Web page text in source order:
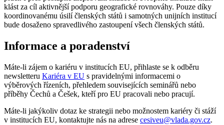
klást za cíl aktivnější podporu geografické rovnováhy. Pouze díky
koordinovanému úsilí členských států i samotných unijních institucí
bude dosaženo spravedlivého zastoupení všech členských států.
Informace a poradenství
Máte-li zájem o kariéru v institucích EU, přihlaste se k odběru
newsletteru Kariéra v EU s pravidelnými informacemi o
výběrových řízeních, přehledem souvisejících seminářů nebo
příběhy Čechů a Češek, kteří pro EU pracovali nebo pracují.
Máte-li jakýkoliv dotaz ke strategii nebo možnostem kariéry či stáží
v institucích EU, kontaktujte nás na adrese cesiveu@vlada.gov.cz.